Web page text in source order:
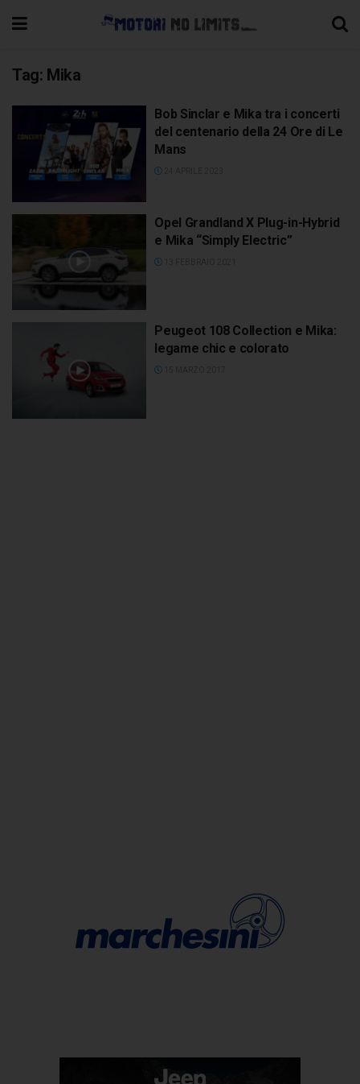
Tag: Mika
Bob Sinclar e Mika tra i concerti
del centenario della 24 Ore di Le
Mans
Opel Grandland X Plug-in-Hybrid
e Mika “Simply Electric”
Peugeot 108 Collection e Mika:
legame chic e colorato